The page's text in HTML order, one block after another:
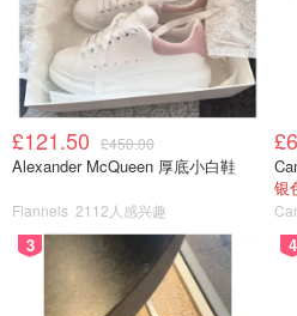
£121.50 £450.00
Alexander McQueen 厚底小白鞋
Flannels 2112人感兴趣
银
3 4